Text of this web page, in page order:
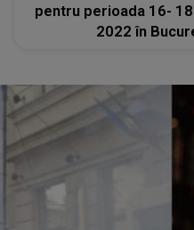
pentru perioada 16-
2022 în